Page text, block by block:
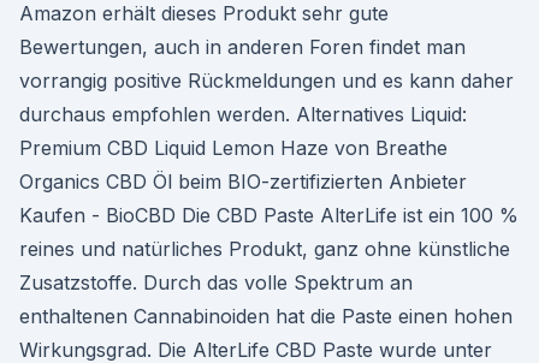
Amazon erhält dieses Produkt sehr gute
Bewertungen, auch in anderen Foren findet man
vorrangig positive Rückmeldungen und es kann daher
durchaus empfohlen werden. Alternatives Liquid:
Premium CBD Liquid Lemon Haze von Breathe
Organics CBD Öl beim BIO-zertifizierten Anbieter
Kaufen - BioCBD Die CBD Paste AlterLife ist ein 100 %
reines und natürliches Produkt, ganz ohne künstliche
Zusatzstoffe. Durch das volle Spektrum an
enthaltenen Cannabinoiden hat die Paste einen hohen
Wirkungsgrad. Die AlterLife CBD Paste wurde unter